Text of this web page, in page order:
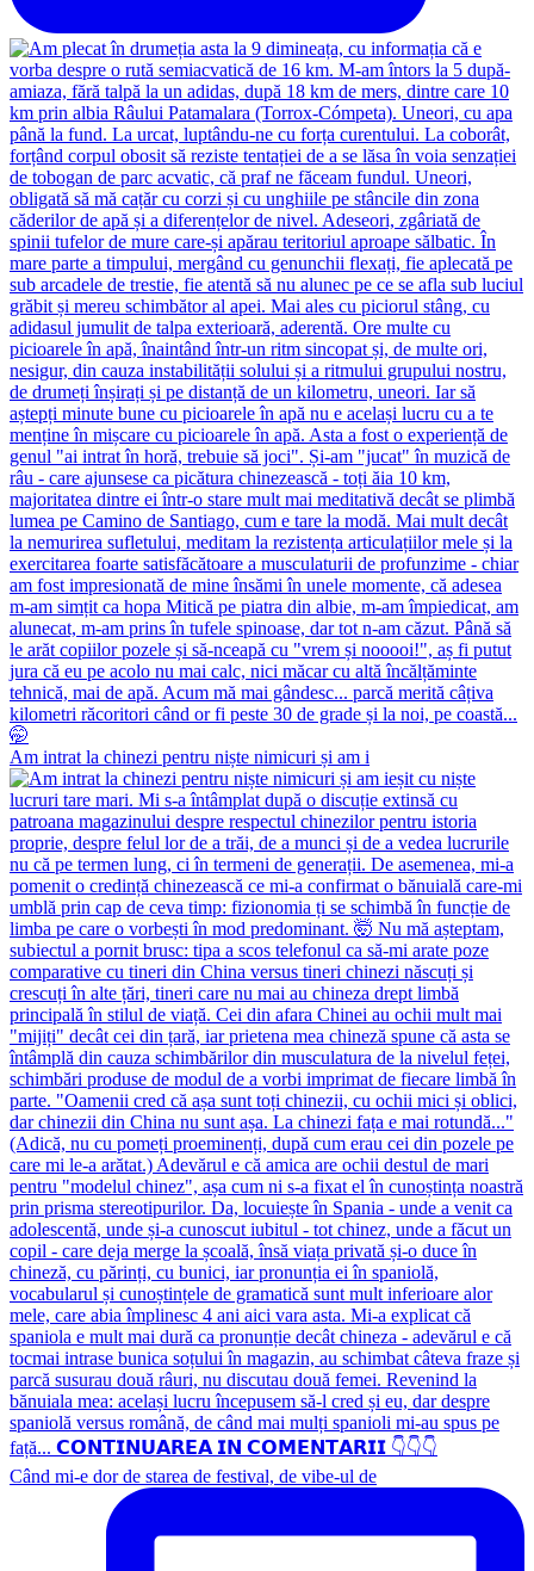
Am intrat la chinezi pentru niște nimicuri și am i
Când mi-e dor de starea de festival, de vibe-ul de